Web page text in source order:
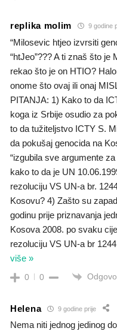
replika molim 9 godine
“Milosevic htjeo izvrsiti
“htJeo”??? A ti znaš što je
rekao što je on HTIO?
onome što ovaj ili onaj
PITANJA: 1) Kako to da
koga iz Srbije osudio za
to da tužiteljstvo ICTY S.
da pokušaj genocida na
“izgubila sve argumente
kako to da je UN
rezoluciju VS UN-a br.
Kosovu? 4) Zašto su
godinu prije priznavanja
Kosova 2008. po svaku
rezoluciju VS UN-a br
više »
0 0
Helena 9 godine prije
Nema niti jednog jedinog